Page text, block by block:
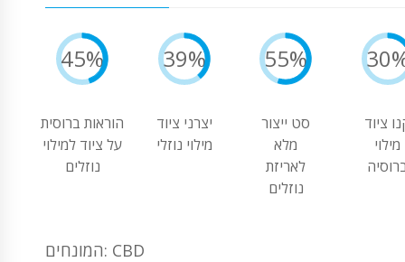
45%
הוראות ברוסית
על ציוד למילוי
נוזלים
39%
יצרני ציוד
מילוי נוזלי
55%
סט ייצור
מלא
לאריזת
נוזלים
ציוד
מילוי
המונחים: CBD